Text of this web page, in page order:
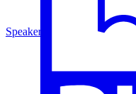
Speakers